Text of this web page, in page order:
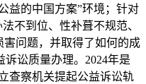
益的中国方案”环境；针对
不到位、性补葺不规范、
问题，并取得了如何的成
诉讼质量办理。2024年是
查察机关提起公益诉讼轨